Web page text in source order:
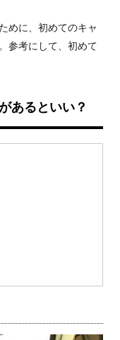
めに、初めてのキャ
参考にして、初めて
あるといい？